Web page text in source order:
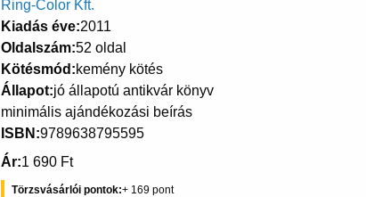
Ring-Color Kft.
Kiadás éve 2011
Oldalszám 52 oldal
Kötésmód kemény kötés
Állapot jó állapotú antikvár könyv
minimális ajándékozási beírás
ISBN 9789638795595
Ár 1 690 Ft
Törzsvásárlói pontok 169